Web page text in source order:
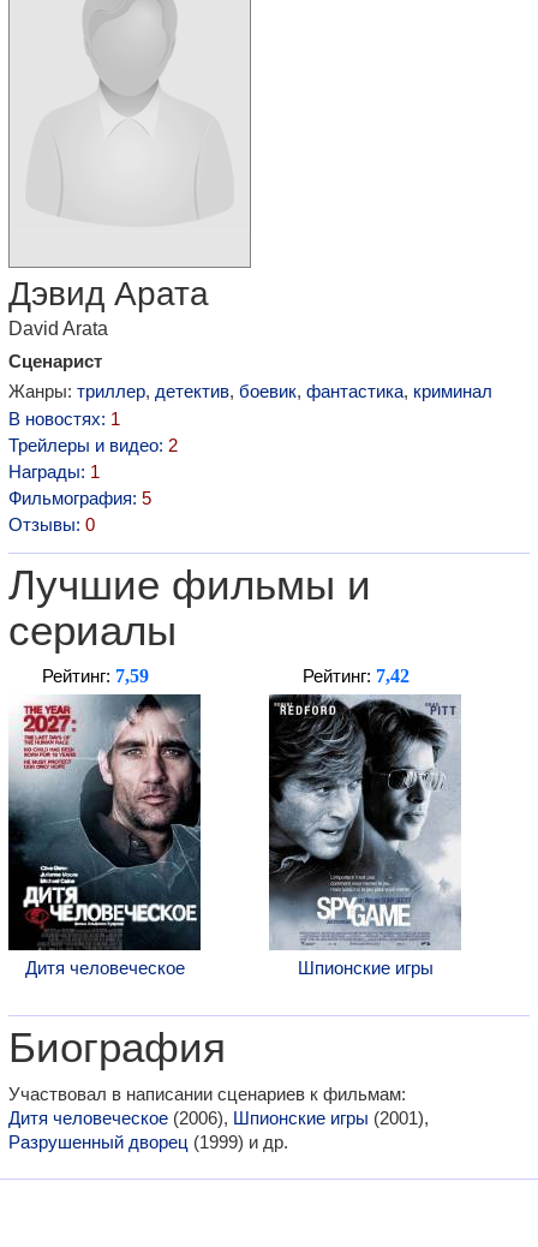
Дэвид Арата
David Arata
Сценарист
Жанры: триллер, детектив, боевик, фантастика, криминал
В новостях: 1
Трейлеры и видео: 2
Награды: 1
Фильмография: 5
Отзывы: 0
Лучшие фильмы и
сериалы
Рейтинг: 7,59
Дитя человеческое
Рейтинг: 7,42
Шпионские игры
Биография
Участвовал в написании сценариев к фильмам:
Дитя человеческое (2006), Шпионские игры (2001),
Разрушенный дворец (1999) и др.